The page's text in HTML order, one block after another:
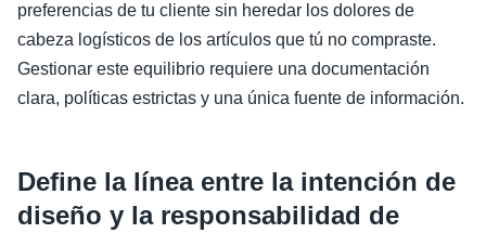
preferencias de tu cliente sin heredar los dolores de
cabeza logísticos de los artículos que tú no compraste.
Gestionar este equilibrio requiere una documentación
clara, políticas estrictas y una única fuente de información.
Define la línea entre la intención de
diseño y la responsabilidad de